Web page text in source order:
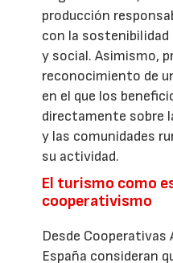
producción
con la
y social. Asimismo,
reconocimiento de
en el que los
directamente sobre
y las comunidades
su actividad.
El turismo como
cooperativismo
Desde
España consideran